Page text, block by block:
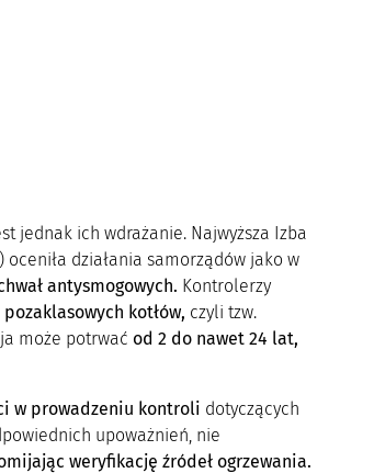
jednak ich wdrażanie. Najwyższa Izba
działania samorządów jako w
antysmogowych. Kontrolerzy
kotłów, czyli tzw.
może potrwać od 2 do nawet 24 lat,
w prowadzeniu kontroli dotyczących
upoważnień, nie
weryfikację źródeł ogrzewania.